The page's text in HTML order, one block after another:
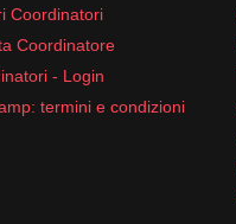
Coordinatori
Coordinatore
- Login
termini e condizioni